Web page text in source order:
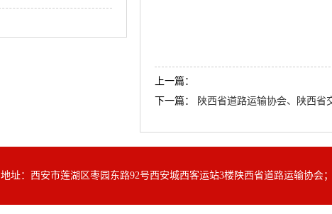
上一篇：
下一篇：
陕西省道路运输协会、陕西省
地址：西安市莲湖区枣园东路92号西安城西客运站3楼陕西省道路运输协会